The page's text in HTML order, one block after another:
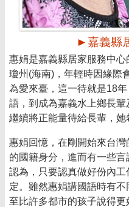
►嘉義縣
惠娟是嘉義縣居家服務中
瓊州(海南)，年輕時因緣際
為愛來臺，這一待就是18
語，到成為嘉義水上鄉長
繼續將正能量待給長輩，她
惠娟回憶，在剛開始來台
的國籍身分，進而有一些
認為，只要認真做好份內
定。雖然惠娟講國語時有
至比許多都市的孩子說得